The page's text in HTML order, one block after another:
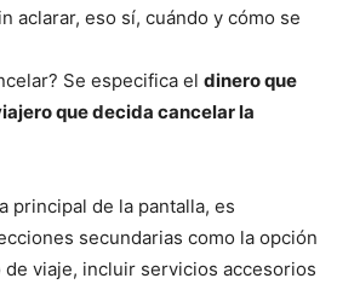
aclarar, eso sí, cuándo y cómo se
Se especifica el dinero que
que decida cancelar la
principal de la pantalla, es
secundarias como la opción
viaje, incluir servicios accesorios